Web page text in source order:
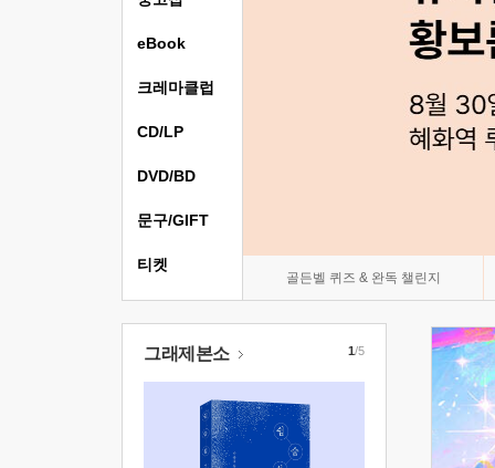
골든벨 퀴즈 & 완독 챌린지
eBook
크레마클럽
CD/LP
DVD/BD
문구/GIFT
티켓
그래제본소 1/5